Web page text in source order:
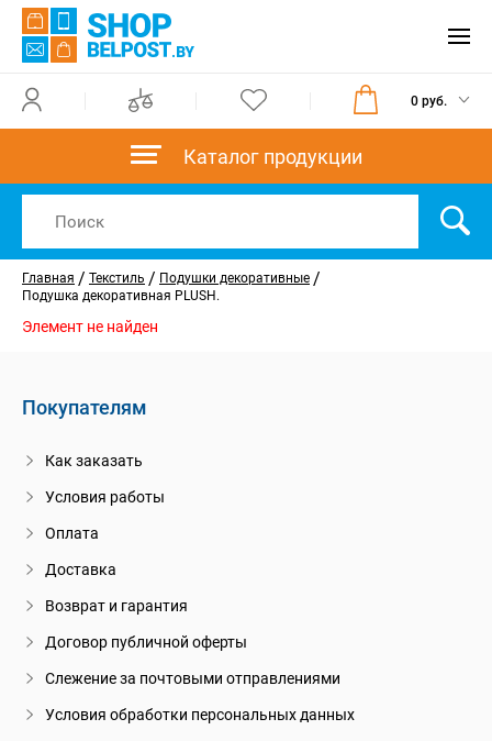
0 руб.
Каталог продукции
Главная / Текстиль / Подушки декоративные /
Подушка декоративная PLUSH.
Элемент не найден
Покупателям
Как заказать
Условия работы
Оплата
Доставка
Возврат и гарантия
Договор публичной оферты
Слежение за почтовыми отправлениями
Условия обработки персональных данных